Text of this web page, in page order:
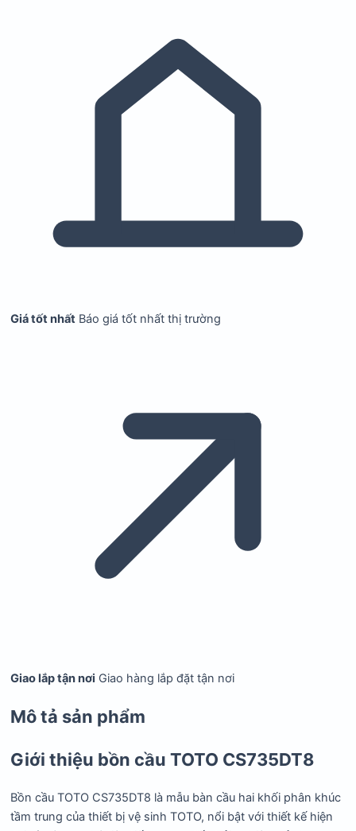
Giá tốt nhất Báo giá tốt nhất thị trường
Giao lắp tận nơi Giao hàng lắp đặt tận nơi
Mô tả sản phẩm
Giới thiệu bồn cầu TOTO CS735DT8
Bồn cầu TOTO CS735DT8 là mẫu bàn cầu hai khối phân khúc
tầm trung của thiết bị vệ sinh TOTO, nổi bật với thiết kế hiện